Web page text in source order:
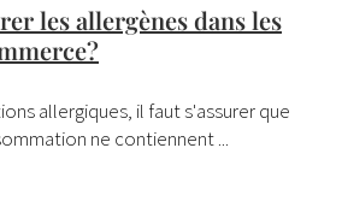
les allergènes dans les
allergiques, il faut s'assurer que
ne contiennent ...